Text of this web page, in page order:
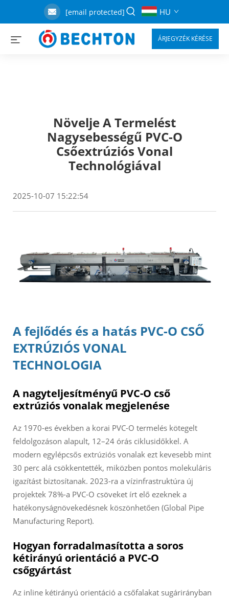
[email protected] HU
ÁRJEGYZÉK KÉRÉSE
Növelje A Termelést
Nagysebességű PVC-O
Csőextrúziós Vonal
Technológiával
2025-10-07 15:22:54
A fejlődés és a hatás PVC-O CSŐ
EXTRÚZIÓS VONAL
TECHNOLOGIA
A nagyteljesítményű PVC-O cső
extrúziós vonalak megjelenése
Az 1970-es években a korai PVC-O termelés kötegelt
feldolgozáson alapult, 12–24 órás ciklusidőkkel. A
modern egylépcsős extrúziós vonalak ezt kevesebb mint
30 perc alá csökkentették, miközben pontos molekuláris
igazítást biztosítanak. 2023-ra a vízinfrastruktúra új
projektek 78%-a PVC-O csöveket írt elő ezeknek a
hatékonyságnövekedésnek köszönhetően (Global Pipe
Manufacturing Report).
Hogyan forradalmasította a soros
kétirányú orientáció a PVC-O
csőgyártást
Az inline kétirányú orientáció a csőfalakat sugárirányban